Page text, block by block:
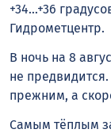
+34…+36
Гидрометцентр.
В ночь на 8
не
прежним, а
Самым тёплым